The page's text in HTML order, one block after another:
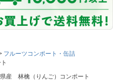
フルーツコンポート・缶詰
産 林檎（りんご）コンポート